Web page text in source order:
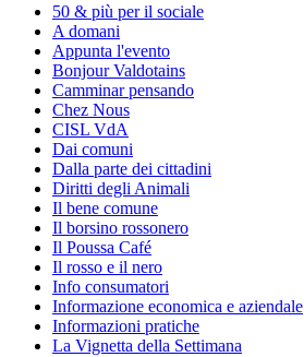
50 & più per il sociale
A domani
Appunta l'evento
Bonjour Valdotains
Camminar pensando
Chez Nous
CISL VdA
Dai comuni
Dalla parte dei cittadini
Diritti degli Animali
Il bene comune
Il borsino rossonero
Il Poussa Café
Il rosso e il nero
Info consumatori
Informazione economica e aziendale
Informazioni pratiche
La Vignetta della Settimana